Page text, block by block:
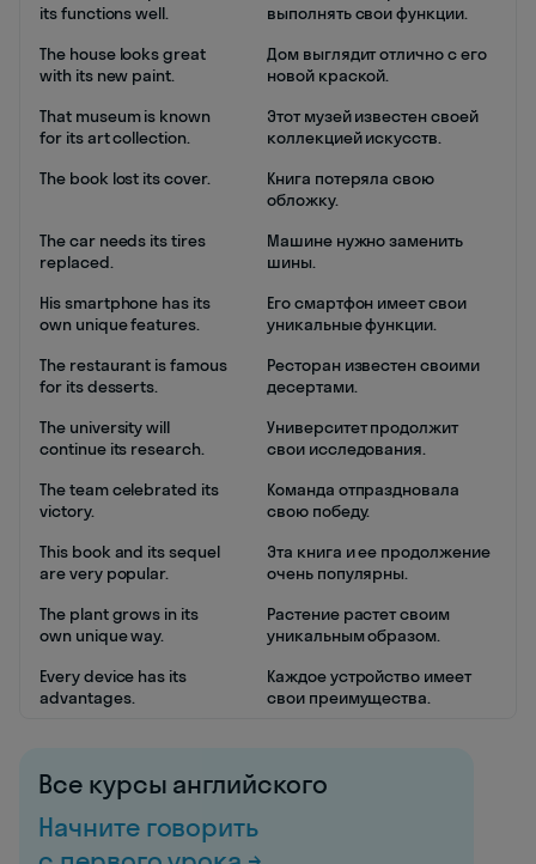
its functions well.
выполнять свои функции.
The house looks great
with its new paint.
Дом выглядит отлично с его
новой краской.
That museum is known
for its art collection.
Этот музей известен своей
коллекцией искусств.
The book lost its cover.
Книга потеряла свою
обложку.
The car needs its tires
replaced.
Машине нужно заменить
шины.
His smartphone has its
own unique features.
Его смартфон имеет свои
уникальные функции.
The restaurant is famous
for its desserts.
Ресторан известен своими
десертами.
The university will
continue its research.
Университет продолжит
свои исследования.
The team celebrated its
victory.
Команда отпраздновала
свою победу.
This book and its sequel
are very popular.
Эта книга и ее продолжение
очень популярны.
The plant grows in its
own unique way.
Растение растет своим
уникальным образом.
Every device has its
advantages.
Каждое устройство имеет
свои преимущества.
Все курсы английского
Начните говорить